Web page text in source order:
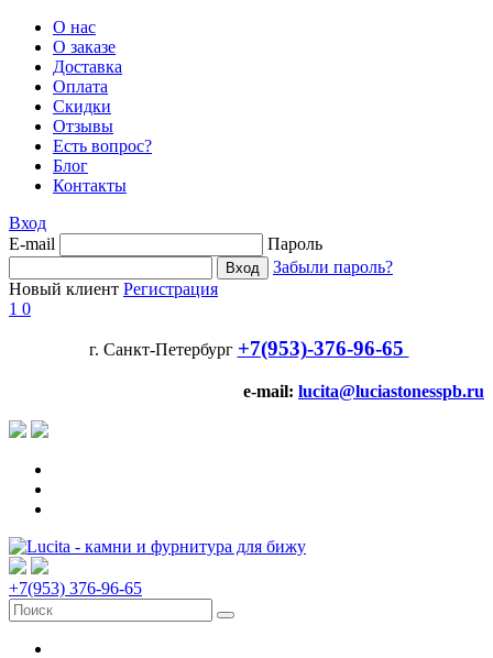
О нас
О заказе
Доставка
Оплата
Скидки
Отзывы
Есть вопрос?
Блог
Контакты
Вход
E-mail
Пароль
Забыли пароль?
Новый клиент Регистрация
1 0
г. Санкт-Петербург +7(953)-376-96-65
e-mail: lucita@luciastonesspb.ru
+7(953) 376-96-65